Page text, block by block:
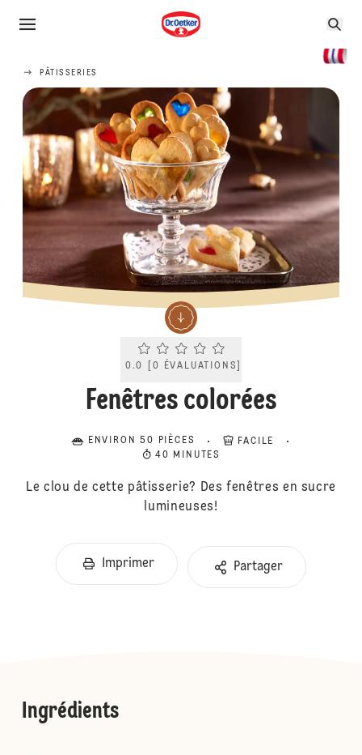
PÂTISSERIES
Current rating 0.0. Click to rate.
0.0 0 ÉVALUATIONS
Fenêtres colorées
ENVIRON 50 PIÈCES
FACILE
40 MINUTES
Le clou de cette pâtisserie? Des fenêtres en sucre
lumineuses!
Imprimer Partager
Ingrédients